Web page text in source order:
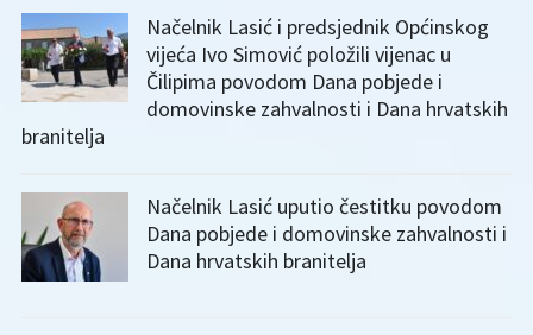
Načelnik Lasić i predsjednik Općinskog
vijeća Ivo Simović položili vijenac u
Čilipima povodom Dana pobjede i
domovinske zahvalnosti i Dana hrvatskih
branitelja
Načelnik Lasić uputio čestitku povodom
Dana pobjede i domovinske zahvalnosti i
Dana hrvatskih branitelja